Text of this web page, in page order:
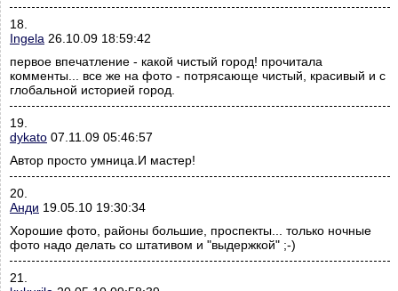
18.
Ingela 26.10.09 18:59:42
первое впечатление - какой чистый город! прочитала
комменты... все же на фото - потрясающе чистый, красивый и с
глобальной историей город.
19.
dykato 07.11.09 05:46:57
Автор просто умница.И мастер!
20.
Анди 19.05.10 19:30:34
Хорошие фото, районы большие, проспекты... только ночные
фото надо делать со штативом и "выдержкой" ;-)
21.